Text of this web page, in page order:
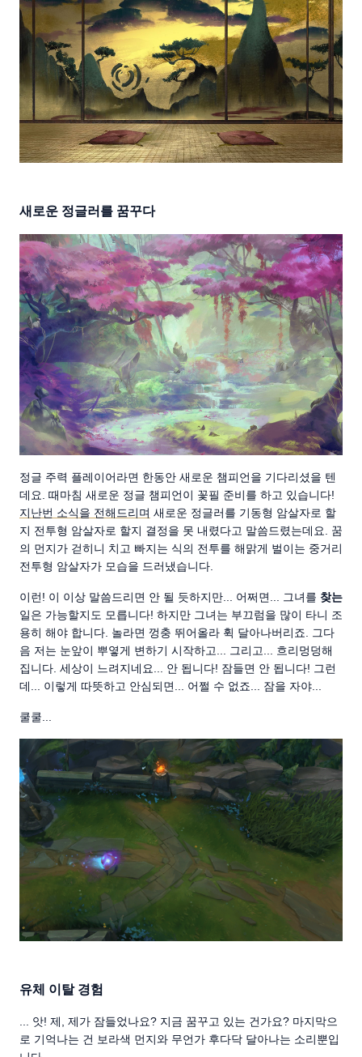
새로운 정글러를 꿈꾸다
정글 주력 플레이어라면 한동안 새로운 챔피언을 기다리셨을 텐
데요. 때마침 새로운 정글 챔피언이 꽃필 준비를 하고 있습니다!
지난번 소식을 전해드리며 새로운 정글러를 기동형 암살자로 할
지 전투형 암살자로 할지 결정을 못 내렸다고 말씀드렸는데요. 꿈
의 먼지가 걷히니 치고 빠지는 식의 전투를 해맑게 벌이는 중거리
전투형 암살자가 모습을 드러냈습니다.
이런! 이 이상 말씀드리면 안 될 듯하지만... 어쩌면... 그녀를 찾는
일은 가능할지도 모릅니다! 하지만 그녀는 부끄럼을 많이 타니 조
용히 해야 합니다. 놀라면 껑충 뛰어올라 휙 달아나버리죠. 그다
음 저는 눈앞이 뿌옇게 변하기 시작하고... 그리고... 흐리멍덩해
집니다. 세상이 느려지네요... 안 됩니다! 잠들면 안 됩니다! 그런
데... 이렇게 따뜻하고 안심되면... 어쩔 수 없죠... 잠을 자야...
쿨쿨...
유체 이탈 경험
... 앗! 제, 제가 잠들었나요? 지금 꿈꾸고 있는 건가요? 마지막으
로 기억나는 건 보라색 먼지와 무언가 후다닥 달아나는 소리뿐입